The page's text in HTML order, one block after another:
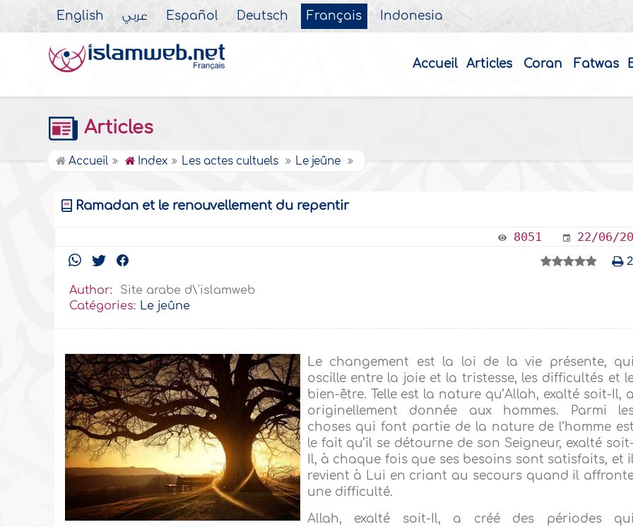
English عربي Español Deutsch Français Indonesia
Accueil Articles Coran Fatwas
Articles
Accueil Index Les actes cultuels Le jeûne
Ramadan et le renouvellement du repentir
8051 22/06/
Author:
Site arabe d\'islamweb
Catégories: Le jeûne
Le changement est la loi de la vie présente, qui
oscille entre la joie et la tristesse, les difficultés et
bien-être. Telle est la nature qu’Allah, exalté soit-Il, a
originellement donnée aux hommes. Parmi
choses qui font partie de la nature de l’homme est
le fait qu’il se détourne de son Seigneur, exalté soit-
Il, à chaque fois que ses besoins sont satisfaits, et
revient à Lui en criant au secours quand il
une difficulté.
Allah, exalté soit-Il, a créé des périodes qui